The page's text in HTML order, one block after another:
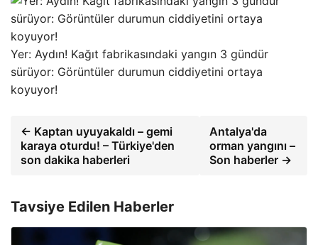
Yer: Aydın! Kağıt fabrikasındaki yangın 3 gündür
sürüyor: Görüntüler durumun ciddiyetini ortaya
koyuyor!
← Kaptan uyuyakaldı – gemi
karaya oturdu! – Türkiye'den
son dakika haberleri
Antalya'da
orman yangını –
Son haberler →
Tavsiye Edilen Haberler